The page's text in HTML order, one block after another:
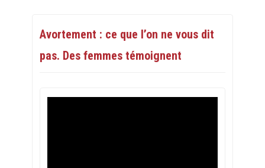
Avortement : ce que l’on ne vous dit
pas. Des femmes témoignent